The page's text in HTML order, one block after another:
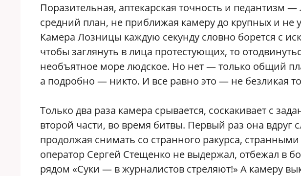
Поразительная, аптекарская точность и педантизм
средний план, не приближая камеру до крупных и не
Камера Лозницы каждую секунду словно борется с
чтобы заглянуть в лица протестующих, то
необъятное море людское. Но нет — только общий
а подробно — никто. И все равно это — не безликая
Только два раза камера срывается, соскакивает с
второй части, во время битвы. Первый раз она вдруг
продолжая снимать со странного ракурса,
оператор Сергей Стещенко не выдержал, отбежал в
рядом «Суки — в журналистов стреляют!» А камеру